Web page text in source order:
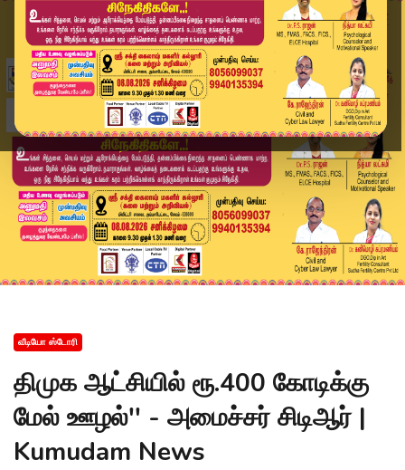
வீடியோ ஸ்டோரி
திமுக ஆட்சியில் ரூ.400 கோடிக்கு
மேல் ஊழல்'' - அமைச்சர் சிடிஆர் |
Kumudam News